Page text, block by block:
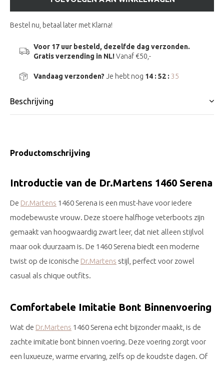
Bestel nu, betaal later met Klarna!
Voor 17 uur besteld, dezelfde dag verzonden.
Gratis verzending in NL!Vanaf €50,-
Vandaag verzonden? Je hebt nog 14 : 52 : 34
Beschrijving
Productomschrijving
Introductie van de Dr.Martens 1460 Serena
De Dr.Martens 1460 Serena is een must-have voor iedere
modebewuste vrouw. Deze stoere halfhoge veterboots zijn
gemaakt van hoogwaardig zwart leer, dat niet alleen stijlvol
maar ook duurzaam is. De 1460 Serena biedt een moderne
twist op de iconische Dr.Martens stijl, perfect voor zowel
casual als chique outfits.
Comfortabele Imitatie Bont Binnenvoering
Wat de Dr.Martens 1460 Serena echt bijzonder maakt, is de
zachte imitatie bont binnen voering. Deze voering zorgt voor
een luxueuze, warme ervaring, zelfs op de koudste dagen. Of